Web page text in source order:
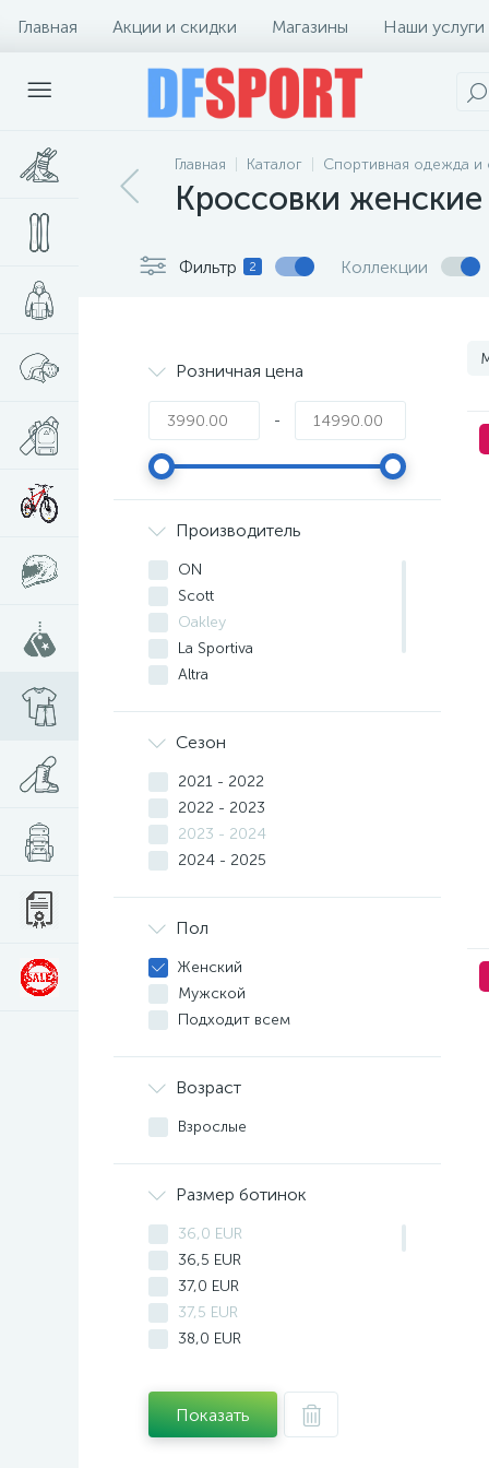
Главная Акции и скидки Магазины Наши услуги
Главная Каталог Спортивная одежда и
Кроссовки
Фильтр 2 Коллекции
Розничная цена
-
Производитель
ON
Scott
Oakley
La Sportiva
Altra
Сезон
2021 - 2022
2022 - 2023
2023 - 2024
2024 - 2025
Пол
Женский
Мужской
Подходит всем
Возраст
Взрослые
Размер ботинок
36,0 EUR
36,5 EUR
37,0 EUR
37,5 EUR
38,0 EUR
39,0 EUR
39,5 EUR
40,0 EUR
Показать